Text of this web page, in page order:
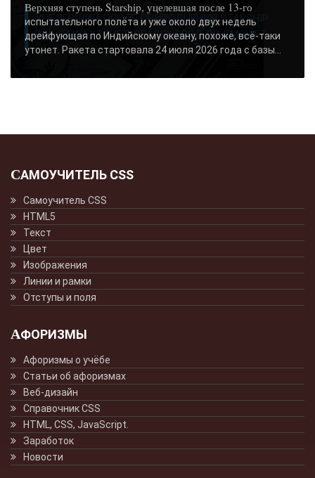
УЦЕЛЕВШИЙ ПОСЛЕ ПРИВОДНЕНИЯ STARSHIP
ВСЁ-ТАКИ УТОНЕТ: SPACEX ВРЯД ЛИ СМОЖЕТ..
Верхняя ступень Starship, уцелевшая после 13-го
испытательного полёта и уже около двух недель
дрейфующая по Индийскому океану, похоже, всё-таки
утонет. Ракета стартовала 24 июля 2026 года с базы...
САМОУЧИТЕЛЬ CSS
Самоучитель CSS
HTML5
Текст
Цвет
Изображения
Линии и рамки
Отступы и поля
АФОРИЗМЫ
Афоризмы о учёбе
Статьи об афоризмах
Веб-дизайн
Справочник CSS
HTML, CSS, JavaScript.
Заработок
Новости